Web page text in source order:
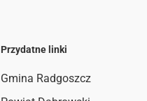
Przydatne linki
Gmina Radgoszcz